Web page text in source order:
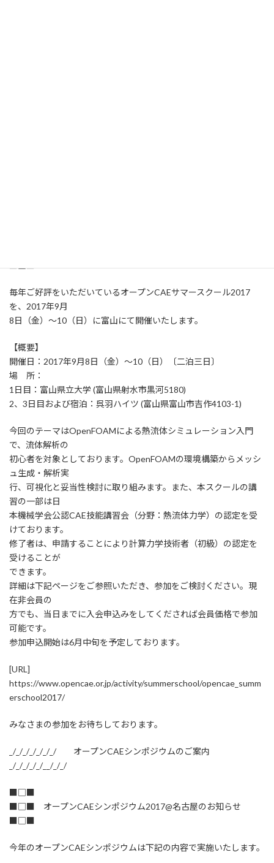
毎年ご好評をいただいているオープンCAEサマースクール2017
を、2017年9月
8日（金）～10（日）に富山にて開催いたします。
【概要】
開催日：2017年9月8日（金）～10（日）〔二泊三日〕
場 所：
1日目：富山県立大学 (富山県射水市黒河5180)
2、3日目および宿泊：呉羽ハイツ (富山県富山市吉作4103-1)
今回のテーマはOpenFOAMによる熱流体シミュレーション入門
で、流体解析の
初心者を対象としております。OpenFOAMの環境構築からメッシ
ュ生成・解析実
行、可視化と妥当性検討に取り組みます。また、本スクールの講
習の一部は日
本機械学会公認CAE技能講習会（分野：熱流体力学）の認定を受
けております。
修了者は、申請することにより計算力学技術者（初級）の認定を
受けることが
できます。
詳細は下記ページをご参照いただき、参加をご検討ください。現
在非会員の
方でも、当日までに入会申込みをしてくだされば会員価格で参加
可能です。
参加申込開始は6月中旬を予定しております。
[URL]
https://www.opencae.or.jp/activity/summerschool/opencae_summ
erschool2017/
みなさまの参加をお待ちしております。
_/_/_/_/_/_/_/ オープンCAEシンポジウムのご案内
_/_/_/_/_/__/_/_/
■□■
■□■ オープンCAEシンポジウム2017@名古屋のお知らせ
■□■
今年のオープンCAEシンポジウムは下記の内容で実施いたします。